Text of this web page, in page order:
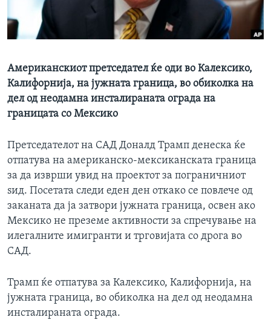
ИНТЕРВЈУА
Јазици
Американскиот претседател ќе оди во Калексико,
Калифорнија, на јужната граница, во обиколка на
дел од неодамна инсталираната ограда на
границата со Мексико
Претседателот на САД Доналд Трамп денеска ќе
отпатува на американско-мексиканската граница
за да изврши увид на проектот за пограничниот
ѕид. Посетата следи еден ден откако се повлече од
заканата да ја затвори јужната граница, освен ако
Мексико не преземе активности за спречување на
илегалните имигранти и трговијата со дрога во
САД.
Трамп ќе отпатува за Калексико, Калифорнија, на
јужната граница, во обиколка на дел од неодамна
инсталираната ограда.